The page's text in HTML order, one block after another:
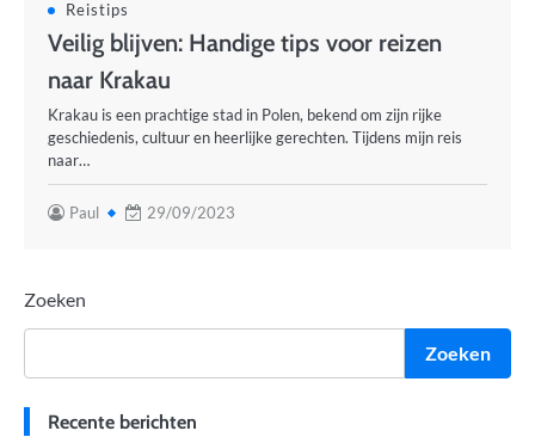
Reistips
Veilig blijven: Handige tips voor reizen
naar Krakau
Krakau is een prachtige stad in Polen, bekend om zijn rijke
geschiedenis, cultuur en heerlijke gerechten. Tijdens mijn reis
naar…
Paul 29/09/2023
Zoeken
Zoeken
Recente berichten